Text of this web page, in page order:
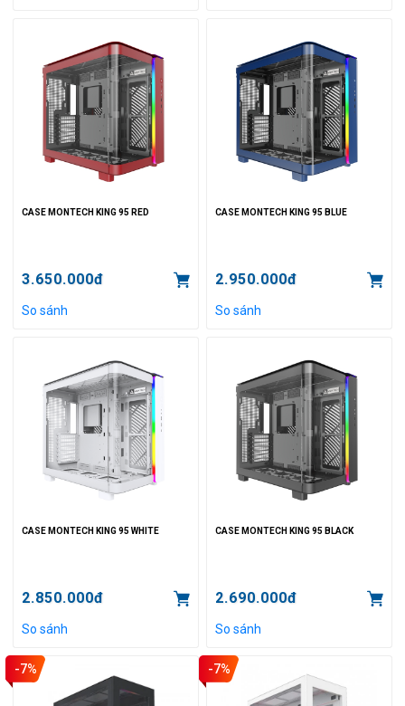
CASE MONTECH KING 95 RED
3.650.000đ
So sánh
CASE MONTECH KING 95 BLUE
2.950.000đ
So sánh
CASE MONTECH KING 95 WHITE
2.850.000đ
So sánh
CASE MONTECH KING 95 BLACK
2.690.000đ
So sánh
-7% -7%